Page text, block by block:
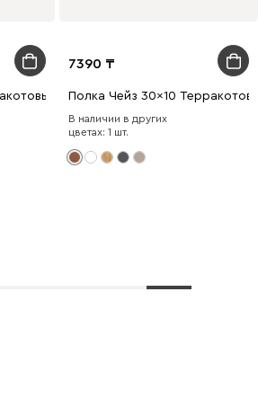
7390
Полка Чейз 30x10
В наличии в других
цветах: 1 шт.